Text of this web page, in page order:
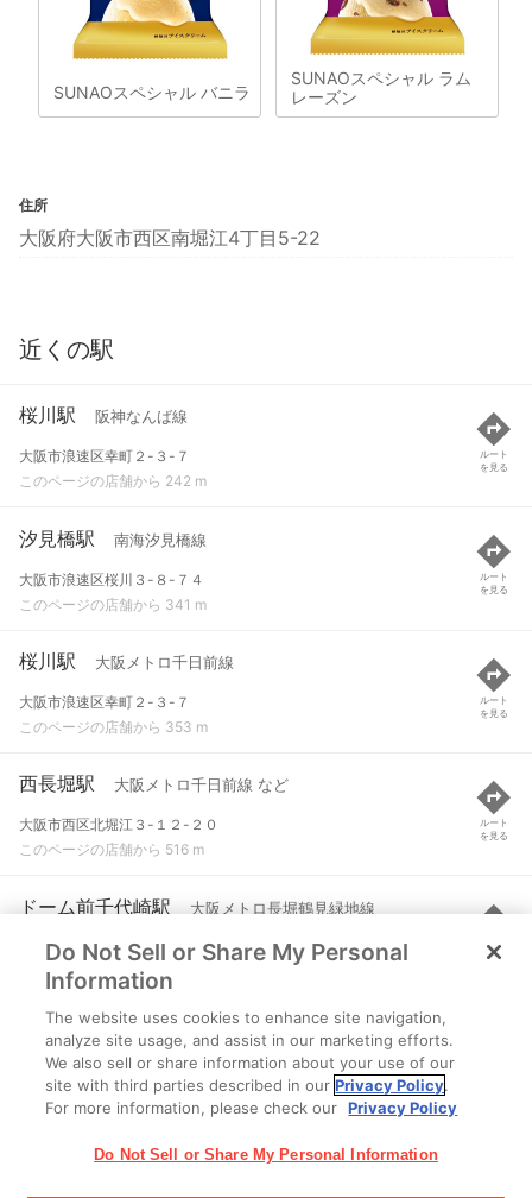
SUNAOスペシャル バニラ
SUNAOスペシャル ラム
レーズン
住所
大阪府大阪市西区南堀江4丁目5-22
近くの駅
桜川駅 阪神なんば線
大阪市浪速区幸町２-３-７
このページの店舗から 242 m
ルート
を見る
汐見橋駅 南海汐見橋線
大阪市浪速区桜川３-８-７４
このページの店舗から 341 m
ルート
を見る
桜川駅 大阪メトロ千日前線
大阪市浪速区幸町２-３-７
このページの店舗から 353 m
ルート
を見る
西長堀駅 大阪メトロ千日前線 など
大阪市西区北堀江３-１２-２０
このページの店舗から 516 m
ルート
を見る
ドーム前千代崎駅 大阪メトロ長堀鶴見緑地線
大阪市西区千代崎３-北２-８
このページの店舗から 616 m
ルート
を見る
ドーム前駅 阪神なんば線
大阪府大阪市西区千代崎三丁目
このページの店舗から 718 m
Do Not Sell or Share My Personal
Information
The website uses cookies to enhance site navigation,
analyze site usage, and assist in our marketing efforts.
We also sell or share information about your use of our
site with third parties described in ourPrivacy Policy.
For more information, please check our Privacy Policy
Do Not Sell or Share My Personal Information